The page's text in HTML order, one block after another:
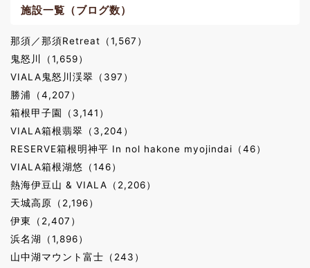
施設一覧（ブログ数）
那須／那須Retreat（1,567）
鬼怒川（1,659）
VIALA鬼怒川渓翠（397）
勝浦（4,207）
箱根甲子園（3,141）
VIALA箱根翡翠（3,204）
RESERVE箱根明神平 In nol hakone myojindai（46）
VIALA箱根湖悠（146）
熱海伊豆山 & VIALA（2,206）
天城高原（2,196）
伊東（2,407）
浜名湖（1,896）
山中湖マウント富士（243）